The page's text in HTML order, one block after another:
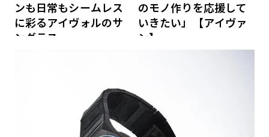
ンも日常もシームレス
に彩るアイヴォルのサ
ングラス
のモノ作りを応援して
いきたい」【アイヴァ
ン】